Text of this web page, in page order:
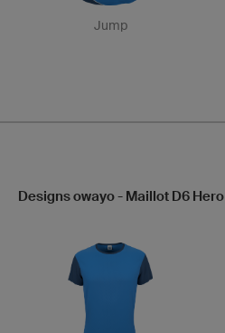
Jump
Designs owayo - Maillot D6 Hero